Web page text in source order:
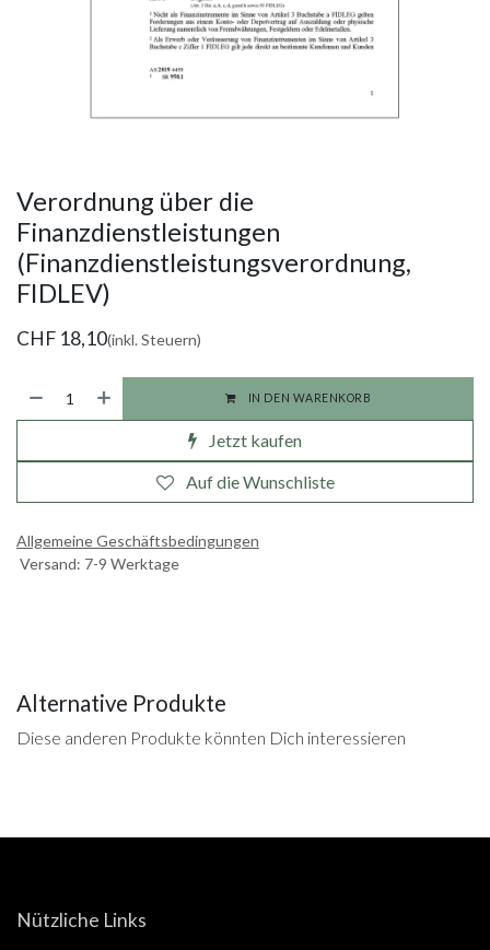
Verordnung über die
Finanzdienstleistungen
(Finanzdienstleistungsverordnung,
FIDLEV)
CHF 18,10(inkl. Steuern)
IN DEN WARENKORB
Jetzt kaufen
Auf die Wunschliste
Allgemeine Geschäftsbedingungen
Versand: 7-9 Werktage
Alternative Produkte
Diese anderen Produkte könnten Dich interessieren
Nützliche Links